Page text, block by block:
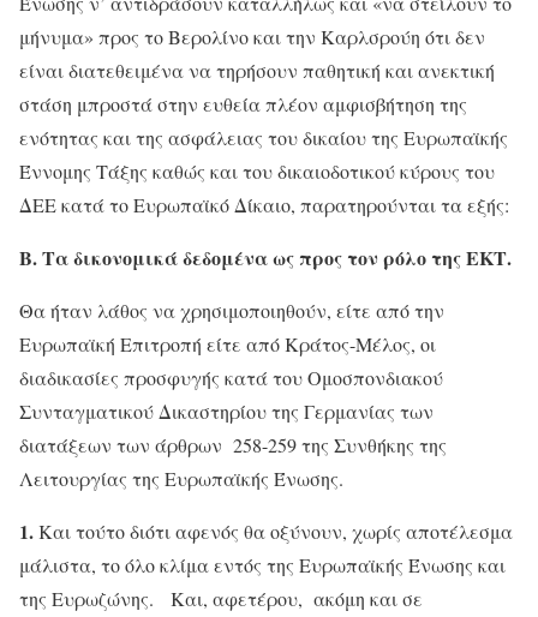
μήνυμα» προς το Βερολίνο και την Καρλσρούη ότι δεν
είναι διατεθειμένα να τηρήσουν παθητική και ανεκτική
στάση μπροστά στην ευθεία πλέον αμφισβήτηση της
ενότητας και της ασφάλειας του δικαίου της Ευρωπαϊκής
Έννομης Τάξης καθώς και του δικαιοδοτικού κύρους του
ΔΕΕ κατά το Ευρωπαϊκό Δίκαιο, παρατηρούνται τα εξής:
Β. Τα δικονομικά δεδομένα ως προς τον ρόλο της ΕΚΤ.
Θα ήταν λάθος να χρησιμοποιηθούν, είτε από την
Ευρωπαϊκή Επιτροπή είτε από Κράτος-Μέλος, οι
διαδικασίες προσφυγής κατά του Ομοσπονδιακού
Συνταγματικού Δικαστηρίου της Γερμανίας των
διατάξεων των άρθρων 258-259 της Συνθήκης της
Λειτουργίας της Ευρωπαϊκής Ένωσης.
1.Και τούτο διότι αφενός θα οξύνουν, χωρίς αποτέλεσμα
μάλιστα, το όλο κλίμα εντός της Ευρωπαϊκής Ένωσης και
της Ευρωζώνης. Και, αφετέρου, ακόμη και σε